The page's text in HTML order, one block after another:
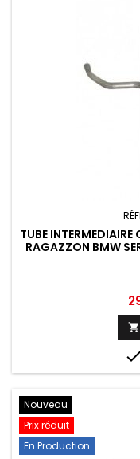
TUBE INTERMEDIAIRE
RAGAZZON BMW


Nouveau
Prix réduit
En Production